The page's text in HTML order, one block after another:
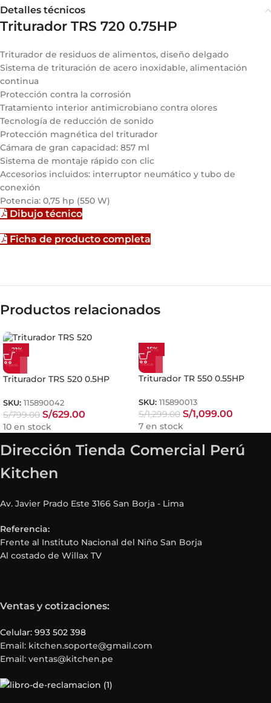
Detalles técnicos
Triturador TRS 720 0.75HP
Triturador de residuos de alimentos, diseño delgado
Sistema de trituración de acero inoxidable, alimentación
continua
Protección contra la corrosión
Tratamiento interior antimicrobiano contra olores
Tecnología de reducción de sonido
Protección magnética del triturador
Cámara de gran capacidad: 857 ml
Sistema de montaje rápido con clic
Accesorios incluidos: interruptor neumático y tubo de
conexión
Potencia: 0,75 hp (550 W)
Dibujo técnico
Ficha de producto completa
Productos relacionados
-21%
Triturador TRS 520 0.5HP
SKU: 115890042
S/799.00 S/629.00
10 en stock
-15%
Triturador TR 550 0.55HP
SKU: 115890013
S/1,299.00 S/1,099.00
7 en stock
Dirección Tienda Comercial Perú
Kitchen
Av. Javier Prado Este 3166 San Borja - Lima
Referencia:
Frente al Instituto Nacional del Niño San Borja
Al costado de Willax TV
Ventas y cotizaciones:
Celular: 993 502 398
Email: kitchen.soporte@gmail.com
Email: ventas@kitchen.pe